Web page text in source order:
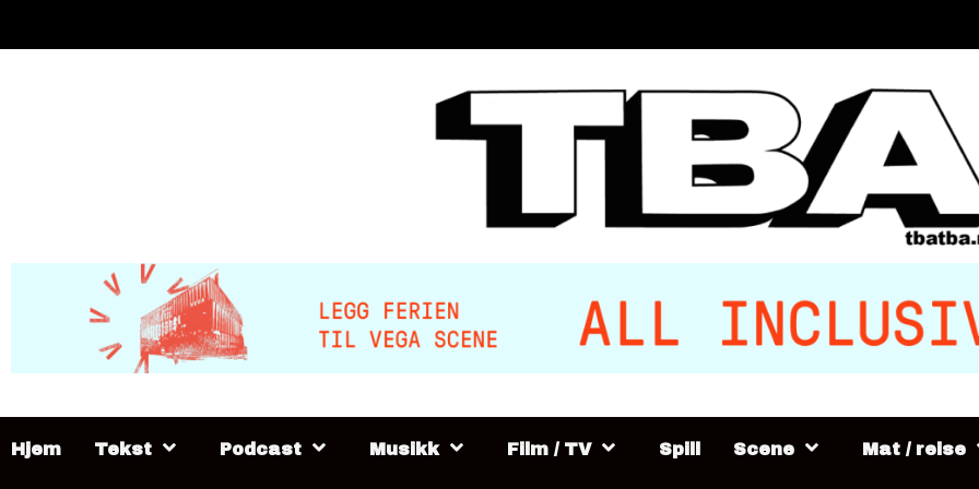
to
Hjem Tekst Podcast Musikk Film / TV Spill Scene Mat / reise